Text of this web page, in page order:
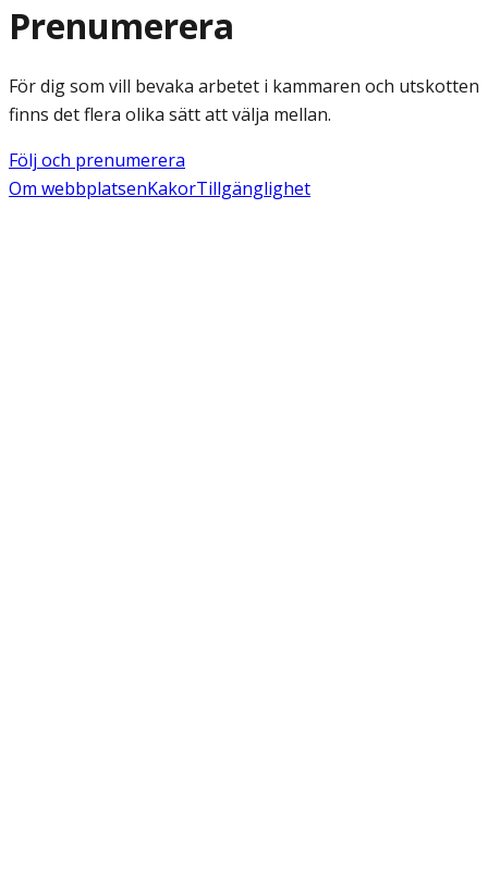
Prenumerera
För dig som vill bevaka arbetet i kammaren och utskotten
finns det flera olika sätt att välja mellan.
Följ och prenumerera
Om webbplatsenKakorTillgänglighet